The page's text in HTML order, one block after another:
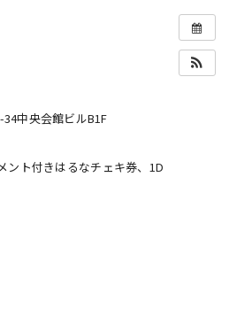
中央会館ビルB1F
ント付きはるなチェキ券、1D